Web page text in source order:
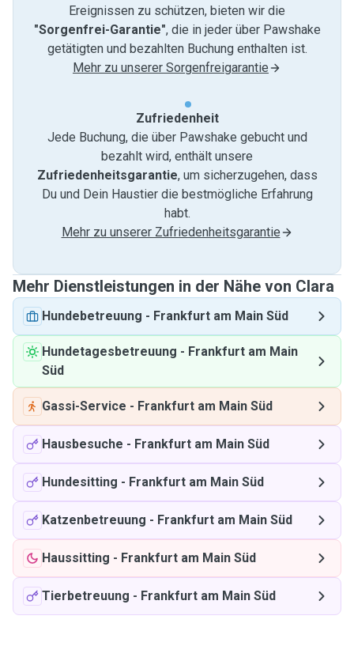
Ereignissen zu schützen, bieten wir die
"Sorgenfrei-Garantie", die in jeder über Pawshake
getätigten und bezahlten Buchung enthalten ist.
Mehr zu unserer Sorgenfreigarantie
Zufriedenheit
Jede Buchung, die über Pawshake gebucht und
bezahlt wird, enthält unsere
Zufriedenheitsgarantie, um sicherzugehen, dass
Du und Dein Haustier die bestmögliche Erfahrung
habt.
Mehr zu unserer Zufriedenheitsgarantie
Mehr Dienstleistungen in der Nähe von Clara
Hundebetreuung - Frankfurt am Main Süd
Hundetagesbetreuung - Frankfurt am Main
Süd
Gassi-Service - Frankfurt am Main Süd
Hausbesuche - Frankfurt am Main Süd
Hundesitting - Frankfurt am Main Süd
Katzenbetreuung - Frankfurt am Main Süd
Haussitting - Frankfurt am Main Süd
Tierbetreuung - Frankfurt am Main Süd